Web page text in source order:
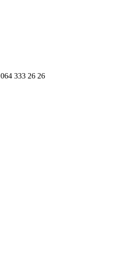
064 333 26 26